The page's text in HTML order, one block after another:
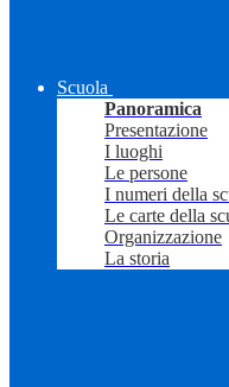
Scuola
Panoramica
Presentazione
I luoghi
Le persone
I numeri della
Le carte della
Organizzazione
La storia